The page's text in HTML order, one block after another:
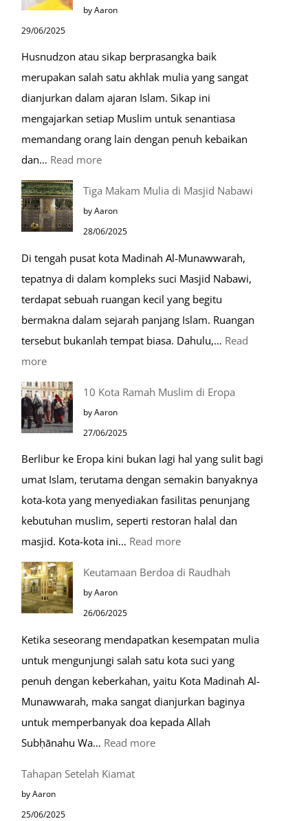
by Aaron
29/06/2025
Husnudzon atau sikap berprasangka baik
merupakan salah satu akhlak mulia yang sangat
dianjurkan dalam ajaran Islam. Sikap ini
mengajarkan setiap Muslim untuk senantiasa
memandang orang lain dengan penuh kebaikan
dan… Read more:
Sehari-
hari
Tiga Makam Mulia di Masjid Nabawi
by Aaron
28/06/2025
Di tengah pusat kota Madinah Al-Munawwarah,
tepatnya di dalam kompleks suci Masjid Nabawi,
terdapat sebuah ruangan kecil yang begitu
bermakna dalam sejarah panjang Islam. Ruangan
tersebut bukanlah tempat biasa. Dahulu,… Read
more:
Tiga
Makam
Mulia
Masjid
Nabawi
10 Kota Ramah Muslim di Eropa
by Aaron
27/06/2025
Berlibur ke Eropa kini bukan lagi hal yang sulit bagi
umat Islam, terutama dengan semakin banyaknya
kota-kota yang menyediakan fasilitas penunjang
kebutuhan muslim, seperti restoran halal dan
masjid. Kota-kota ini… Read more:
di
Eropa
Keutamaan Berdoa di Raudhah
by Aaron
26/06/2025
Ketika seseorang mendapatkan kesempatan mulia
untuk mengunjungi salah satu kota suci yang
penuh dengan keberkahan, yaitu Kota Madinah Al-
Munawwarah, maka sangat dianjurkan baginya
untuk memperbanyak doa kepada Allah
Subḥānahu Wa… Read more:
Tahapan Setelah Kiamat
by Aaron
25/06/2025